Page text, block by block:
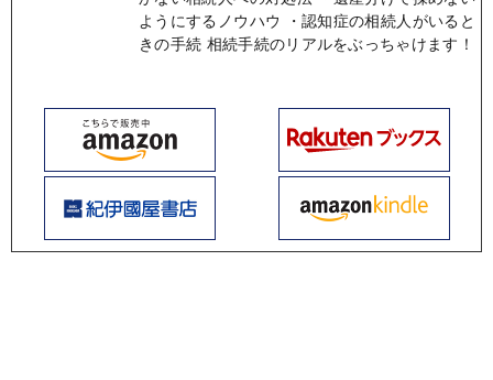
ようにするノウハウ ・認知症の相続人がいると
きの手続 相続手続のリアルをぶっちゃけます！